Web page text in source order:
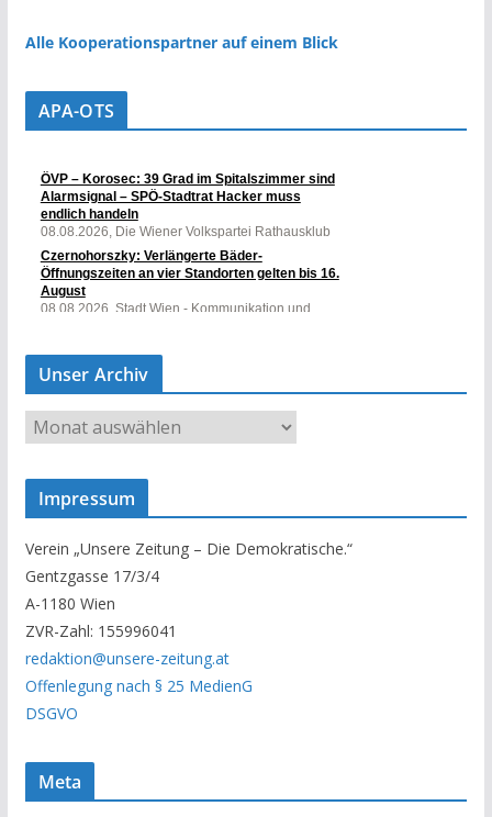
Alle Kooperationspartner auf einem Blick
APA-OTS
Unser Archiv
U
s
A
r
c
h
i
v
Impressum
Verein „Unsere Zeitung – Die Demokratische.“
Gentzgasse 17/3/4
A-1180 Wien
ZVR-Zahl: 155996041
redaktion@unsere-zeitung.at
Offenlegung nach § 25 MedienG
DSGVO
Meta